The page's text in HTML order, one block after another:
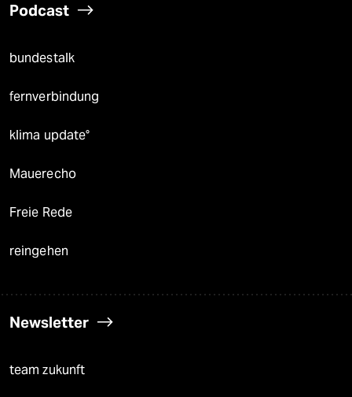
Podcast
bundestalk
fernverbindung
klima update°
Mauerecho
Freie Rede
reingehen
Newsletter
team zukunft